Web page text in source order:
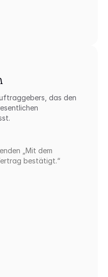
das den
„Mit dem
bestätigt.“